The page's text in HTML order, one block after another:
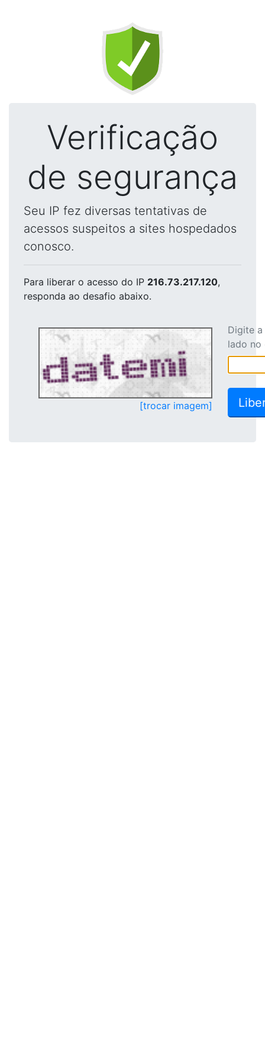
Verificação
de segurança
Seu IP fez diversas tentativas de
acessos suspeitos a sites hospedados
conosco.
Para liberar o acesso do IP 216.73.217.120,
responda ao desafio abaixo.
[trocar imagem]
Digite
lado no